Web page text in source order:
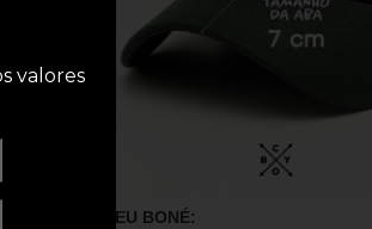
COM SEU BONÉ:
valores